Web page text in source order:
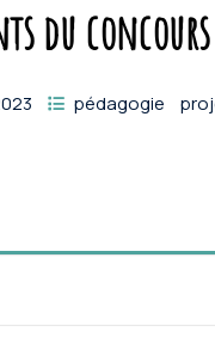
du
pédagogie